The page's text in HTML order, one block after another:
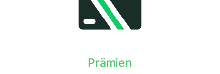
Prämien